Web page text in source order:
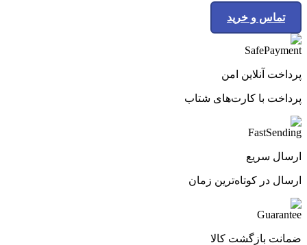
تماس و خرید
پرداخت آنلاین امن
پرداخت با کارت‌های شتاب
ارسال سریع
ارسال در کوتاه‌ترین زمان
ضمانت بازگشت کالا